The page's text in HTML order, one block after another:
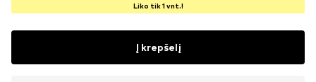
Liko tik 1 vnt.!
Į krepšelį